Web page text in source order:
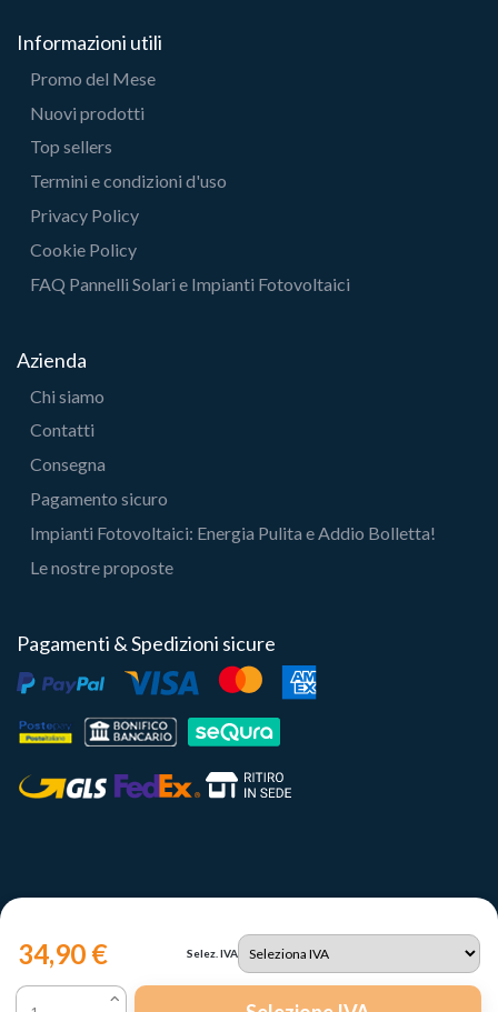
34,90 € Selez. IVA
Informazioni utili
Promo del Mese
Nuovi prodotti
Top sellers
Termini e condizioni d'uso
Privacy Policy
Cookie Policy
FAQ Pannelli Solari e Impianti Fotovoltaici
Azienda
Chi siamo
Contatti
Consegna
Pagamento sicuro
Impianti Fotovoltaici: Energia Pulita e Addio Bolletta!
Le nostre proposte
Pagamenti & Spedizioni sicure
Copyright 2023 | Il Portale del Sole Srl - P.IVA IT12731330960